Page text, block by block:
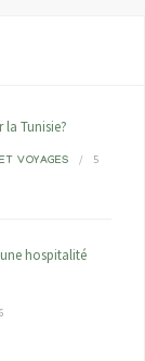
Tunisie?
VOYAGES
5
hospitalité